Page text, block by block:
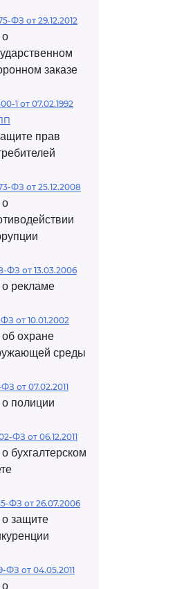
ФЗ от 29.12.2012
заказе
1 от 07.02.1992
прав
ФЗ от 25.12.2008
ФЗ от 13.03.2006
рекламе
от 10.01.2002
охране
среды
от 07.02.2011
полиции
ФЗ от 06.12.2011
бухгалтерском
ФЗ от 26.07.2006
защите
ФЗ от 04.05.2011